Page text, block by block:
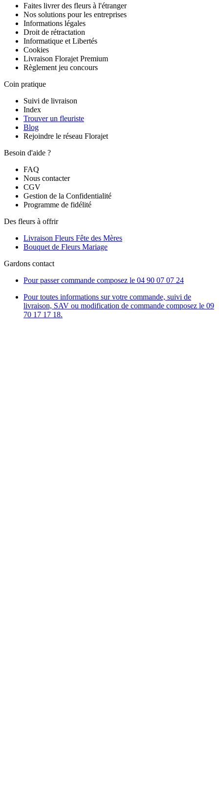
Faites livrer des fleurs à l'étranger
Nos solutions pour les entreprises
Informations légales
Droit de rétractation
Informatique et Libertés
Cookies
Livraison Florajet Premium
Règlement jeu concours
Coin pratique
Suivi de livraison
Index
Trouver un fleuriste
Blog
Rejoindre le réseau Florajet
Besoin d'aide ?
FAQ
Nous contacter
CGV
Gestion de la Confidentialité
Programme de fidélité
Des fleurs à offrir
Livraison Fleurs Fête des Mères
Bouquet de Fleurs Mariage
Gardons contact
Pour passer commande composez le 04 90 07 07 24
Pour toutes informations sur votre commande, suivi de
livraison, SAV ou modification de commande composez le 09
70 17 17 18.